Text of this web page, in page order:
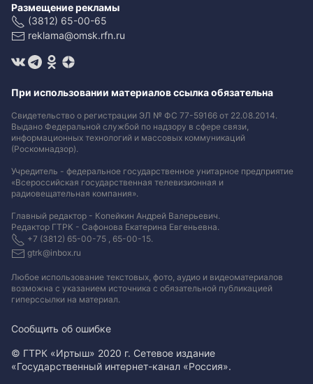
Размещение рекламы
(3812) 65-00-65
reklama@omsk.rfn.ru
При использовании материалов ссылка обязательна
Свидетельство о регистрации ЭЛ № ФС 77-59166 от 22.08.2014.
Выдано Федеральной службой по надзору в сфере связи,
информационных технологий и массовых коммуникаций
(Роскомнадзор).
Учредитель - федеральное государственное унитарное предприятие
«Всероссийская государственная телевизионная и
радиовещательная компания».
Главный редактор - Копейкин Андрей Валерьевич.
Редактор ГТРК - Сафонова Екатерина Евгеньевна.
+7 (3812) 65-00-75 , 65-00-15.
gtrk@inbox.ru
Любое использование текстовых, фото, аудио и видеоматериалов
возможна с указанием источника с обязательной публикацией
гиперссылки на материал.
Сообщить об ошибке
© ГТРК «Иртыш» 2020 г. Сетевое издание
«Государственный интернет-канал «Россия».